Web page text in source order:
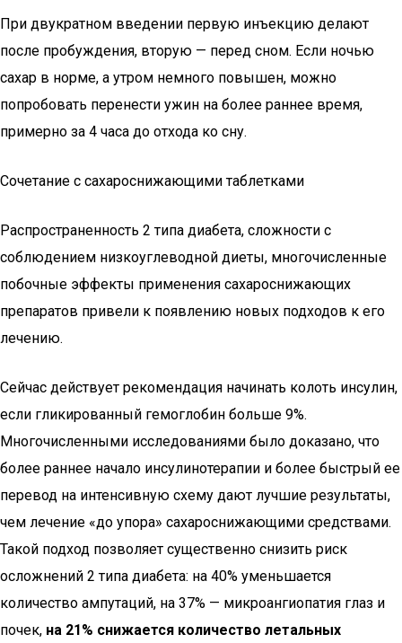
При двукратном введении первую инъекцию делают
после пробуждения, вторую — перед сном. Если ночью
сахар в норме, а утром немного повышен, можно
попробовать перенести ужин на более раннее время,
примерно за 4 часа до отхода ко сну.
Сочетание с сахароснижающими таблетками
Распространенность 2 типа диабета, сложности с
соблюдением низкоуглеводной диеты, многочисленные
побочные эффекты применения сахароснижающих
препаратов привели к появлению новых подходов к его
лечению.
Сейчас действует рекомендация начинать колоть инсулин,
если гликированный гемоглобин больше 9%.
Многочисленными исследованиями было доказано, что
более раннее начало инсулинотерапии и более быстрый ее
перевод на интенсивную схему дают лучшие результаты,
чем лечение «до упора» сахароснижающими средствами.
Такой подход позволяет существенно снизить риск
осложнений 2 типа диабета: на 40% уменьшается
количество ампутаций, на 37% — микроангиопатия глаз и
почек, на 21% снижается количество летальных